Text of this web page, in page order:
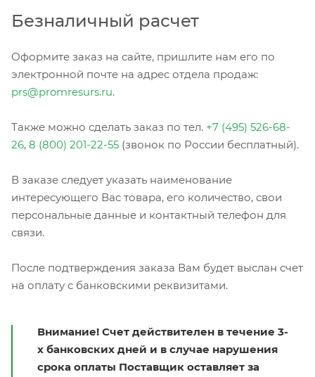
Безналичный расчет
Оформите заказ на сайте, пришлите нам его по
электронной почте на адрес отдела продаж:
prs@promresurs.ru.
Также можно сделать заказ по тел. +7 (495) 526-68-
26, 8 (800) 201-22-55 (звонок по России бесплатный).
В заказе следует указать наименование
интересующего Вас товара, его количество, свои
персональные данные и контактный телефон для
связи.
После подтверждения заказа Вам будет выслан счет
на оплату с банковскими реквизитами.
Внимание! Счет действителен в течение 3-
х банковских дней и в случае нарушения
срока оплаты Поставщик оставляет за